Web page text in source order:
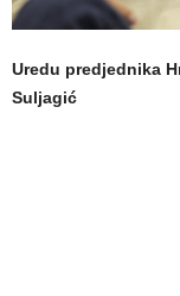
Uredu predjednika
Suljagić